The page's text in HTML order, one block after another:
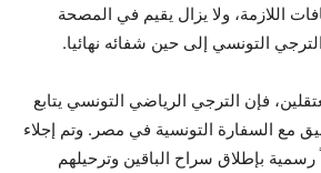
اللازمة، ولا يزال يقيم في المصحة
التونسي إلى حين شفائه نهائيا.
فإن الترجي الرياضي التونسي يتابع
مع السفارة التونسية في مصر. وتم إجلاء
رسمية بإطلاق سراح الباقين وترحيلهم